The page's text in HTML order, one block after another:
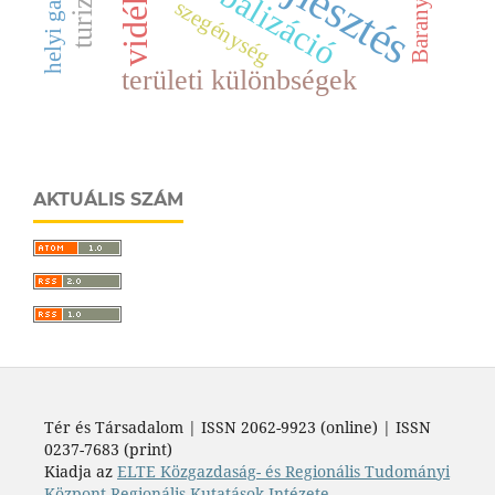
területi különbségek
szegénység
AKTUÁLIS SZÁM
Tér és Társadalom | ISSN 2062-9923 (online) | ISSN
0237-7683 (print)
Kiadja az ELTE Közgazdaság- és Regionális Tudományi